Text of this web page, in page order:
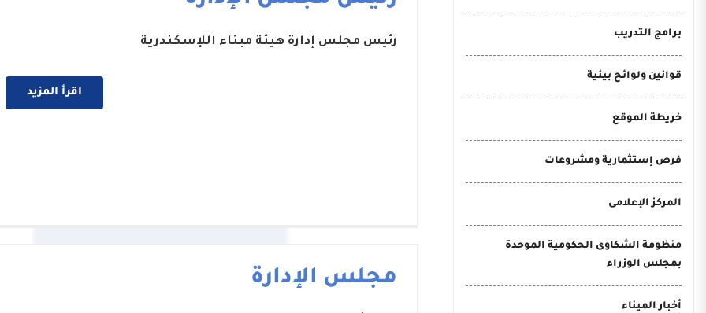
برامج التدريب
قوانين ولوائح بيئية
خريطة الموقع
فرص إستثمارية ومشروعات
المركز الإعلامى
منظومة الشكاوى الحكومية الموحدة
بمجلس الوزراء
أخبار الميناء
رئيس مجلس إدارة هيئة مبناء اللإسكندرية
اقرأ المزيد
مجلس الإدارة